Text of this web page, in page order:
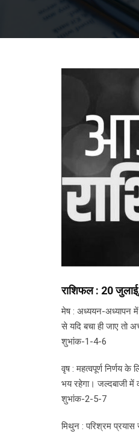
राशिफल : 20
मेष : अध्ययन-अध्यापन में
से यदि बचा ही जाए तो
शुभांक-1-4-6
वृष : महत्वपूर्ण निर्णय
भय रहेगा। जल्दबाजी में
शुभांक-2-5-7
मिथुन : परिश्रम